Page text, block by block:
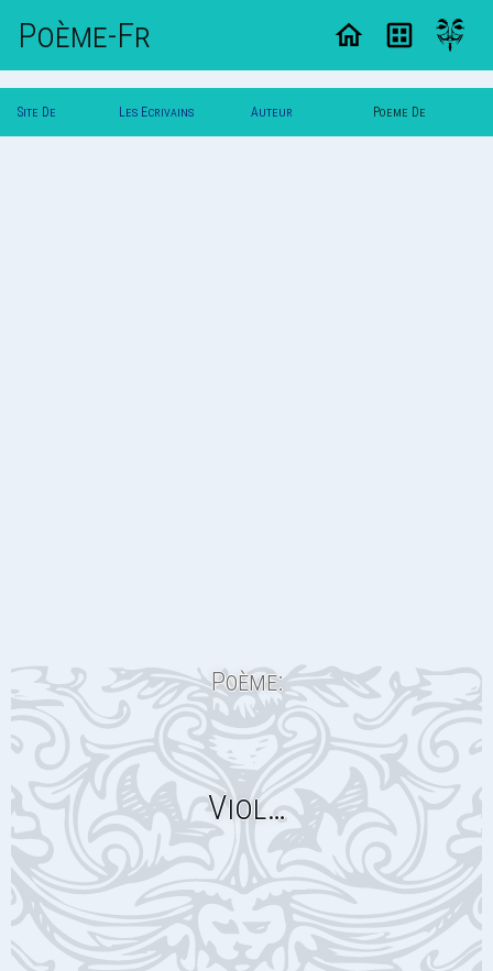
Poème-Fr
Site De Les Ecrivains Auteur Poeme De
Poème:
Viol…